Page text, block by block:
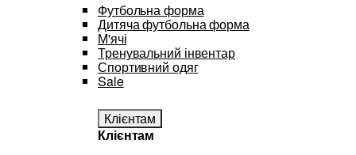
Футбольна форма
Дитяча футбольна форма
М'ячі
Тренувальний інвентар
Спортивний одяг
Sale
Клієнтам
Клієнтам